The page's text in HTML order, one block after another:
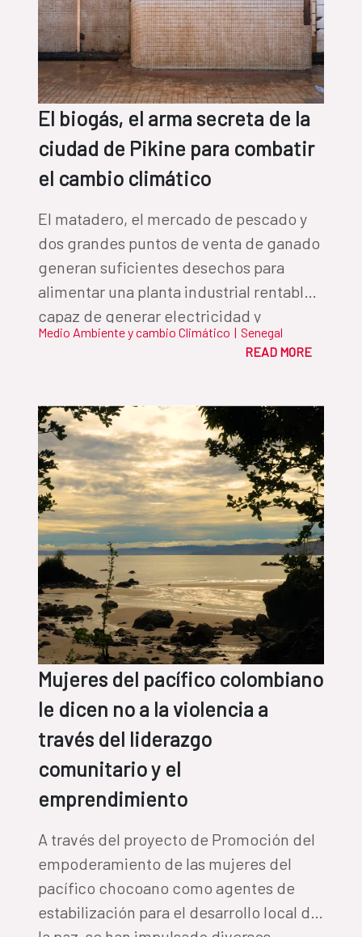
El biogás, el arma secreta de la
ciudad de Pikine para combatir
el cambio climático
El matadero, el mercado de pescado y
dos grandes puntos de venta de ganado
generan suficientes desechos para
alimentar una planta industrial rentable,
capaz de generar electricidad y
fertilizantes
Medio Ambiente y cambio Climático | Senegal
READ MORE
Mujeres del pacífico colombiano
le dicen no a la violencia a
través del liderazgo
comunitario y el
emprendimiento
A través del proyecto de Promoción del
empoderamiento de las mujeres del
pacífico chocoano como agentes de
estabilización para el desarrollo local de